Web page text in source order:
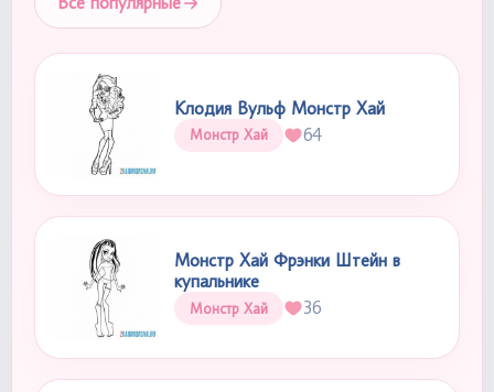
Клодия Вульф Монстр Хай
Монстр Хай 64
Монстр Хай Фрэнки Штейн в
купальнике
Монстр Хай 36